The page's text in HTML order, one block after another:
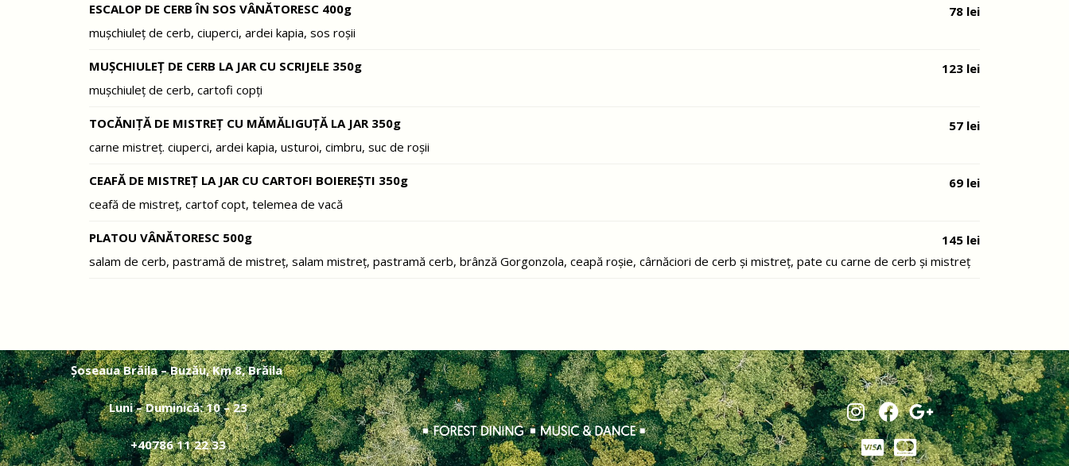
ESCALOP DE CERB ÎN SOS VÂNĂTORESC 400g
78 lei
mușchiuleț de cerb, ciuperci, ardei kapia, sos roșii
MUȘCHIULEȚ DE CERB LA JAR CU SCRIJELE 350g
123 lei
mușchiuleț de cerb, cartofi copți
TOCĂNIȚĂ DE MISTREȚ CU MĂMĂLIGUȚĂ LA JAR 350g
57 lei
carne mistreț. ciuperci, ardei kapia, usturoi, cimbru, suc de roșii
CEAFĂ DE MISTREȚ LA JAR CU CARTOFI BOIEREȘTI 350g
69 lei
ceafă de mistreț, cartof copt, telemea de vacă
PLATOU VÂNĂTORESC 500g
145 lei
salam de cerb, pastramă de mistreț, salam mistreț, pastramă cerb, brânză Gorgonzola, ceapă roșie, cârnăciori de cerb și mistreț, pate cu carne de cerb și mistreț
Șoseaua Brăila – Buzău, Km 8, Brăila
Luni – Duminică: 10 – 23
+40786 11 22 33